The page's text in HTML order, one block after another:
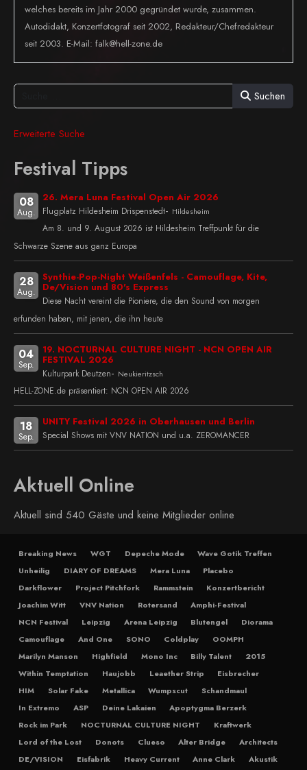
welches bereits im Jahr 2000 gegründet wurde, zusammen.
Autodidakt, Konzertfotograf seit 2002, Redakteur/Chefredakteur
seit 2003. E-Mail: falk@hell-zone.de
Suchen
Erweiterte Suche
Festival Tipps
08
Aug.
26. Mera Luna Festival Open Air 2026
Flugplatz Hildesheim Drispenstedt- Hildesheim
Am 8. und 9. August 2026 ist Hildesheim Treffpunkt für die
Schwarze Szene aus ganz Europa
28
Aug.
Synthie-Pop-Night Weißenfels - Camouflage, Kite,
De/Vision und 80's Express
Diese Nacht vereint die Pioniere, die den Sound von morgen
erfunden haben, mit jenen, die ihn heute
04
Sep.
19. NOCTURNAL CULTURE NIGHT - NCN OPEN AIR
FESTIVAL 2026
Kulturpark Deutzen- Neukieritzsch
HELL-ZONE.de präsentiert: NCN OPEN AIR 2026
18
Sep.
UNITY Festival 2026 in Oberhausen und Berlin
Special Shows mit VNV NATION und u.a. ZEROMANCER
Aktuell Online
Aktuell sind 540 Gäste und keine Mitglieder online
Breaking News WGT Depeche Mode
Wave Gotik Treffen
Unheilig
DIARY OF DREAMS Mera Luna
Placebo
Darkflower
Project Pitchfork Rammstein
Konzertbericht
Joachim Witt
VNV Nation Rotersand
Amphi-Festival
NCN Festival
Leipzig Arena Leipzig Blutengel
Diorama
Camouflage
And One SONO Coldplay
OOMPH
Marilyn Manson
Highfield Mono Inc Billy Talent
2015
Within Temptation
Haujobb Leaether Strip
Eisbrecher
HIM
Solar Fake Metallica Wumpscut
Schandmaul
In Extremo
ASP Deine Lakaien
Apoptygma Berzerk
Rock im Park
NOCTURNAL CULTURE NIGHT
Kraftwerk
Lord of the Lost
Donots Clueso Alter Bridge
Architects
DE/VISION
Eisfabrik Heavy Current Anne Clark Akustik